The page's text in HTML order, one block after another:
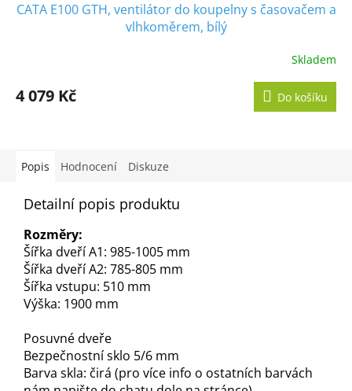
CATA E100 GTH, ventilátor do koupelny s časovačem a
vlhkoměrem, bílý
produktu
je
hvězdiček.
Skladem
4 079 Kč Do košíku
Popis Hodnocení Diskuze
Detailní popis produktu
Rozměry:
Šířka dveří A1: 985-1005 mm
Šířka dveří A2: 785-805 mm
Šířka vstupu: 510 mm
Výška: 1900 mm
Posuvné dveře
Bezpečnostní sklo 5/6 mm
Barva skla: čirá (pro více info o ostatních barvách